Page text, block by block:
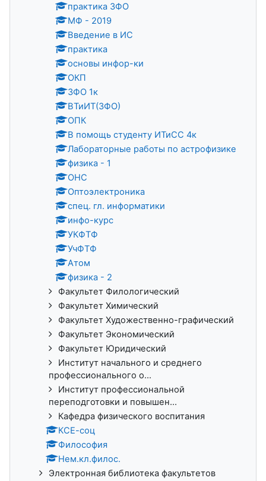
практика ЗФО
МФ - 2019
Введение в ИС
практика
основы инфор-ки
ОКП
ЗФО 1к
ВТиИТ(ЗФО)
ОПК
В помощь студенту ИТиСС 4к
Лабораторные работы по астрофизике
физика - 1
ОНС
Оптоэлектроника
спец. гл. информатики
инфо-курс
УКФТФ
УчФТФ
Атом
физика - 2
Факультет Филологический
Факультет Химический
Факультет Художественно-графический
Факультет Экономический
Факультет Юридический
Институт начального и среднего
профессионального о...
Институт профессиональной
переподготовки и повышен...
Кафедра физического воспитания
КСЕ-соц
Философия
Нем.кл.филос.
Электронная библиотека факультетов